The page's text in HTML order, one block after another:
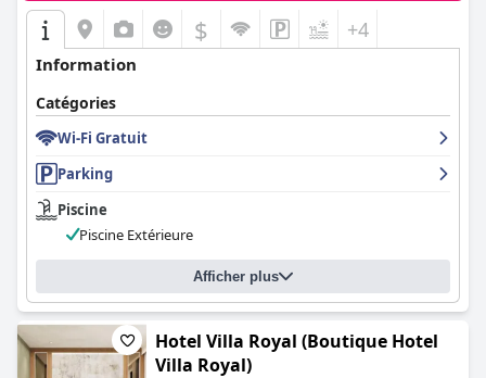
$ +4
Information
Catégories
Wi-Fi Gratuit
Parking
Piscine
Piscine Extérieure
Afficher plus
Hotel Villa Royal (Boutique Hotel
Villa Royal)